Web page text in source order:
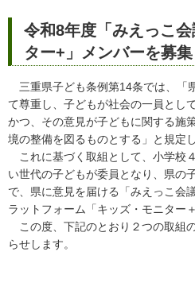
令和8年度「みえっこ
ター+」メンバーを募
三重県子ども条例第14条では、「
て尊重し、子どもが社会の一員とし
かつ、その意見が子どもに関する施
境の整備を図るものとする」と規定
これに基づく取組として、小学校
い世代の子どもが委員となり、県の
で、県に意見を届ける「みえっこ会
ラットフォーム「キッズ・モニター
この度、下記のとおり２つの取組
らせします。